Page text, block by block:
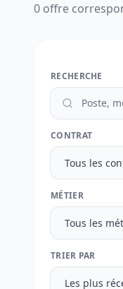
0 offre
RECHERCHE
CONTRAT
MÉTIER
TRIER PAR